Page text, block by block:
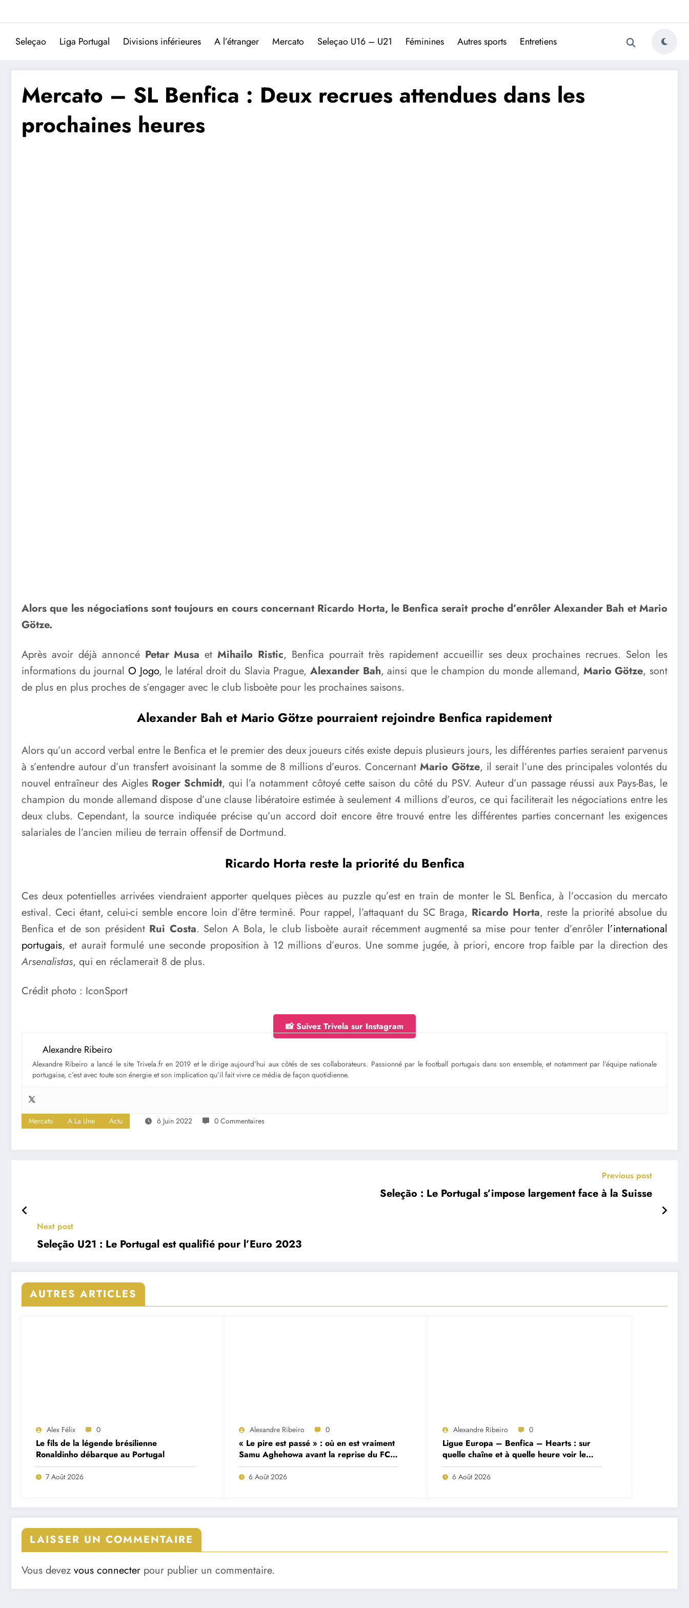
Trivela
L'actualité du football portugais
Seleçao Liga Portugal Divisions inférieures A l’étranger Mercato Seleçao U16 – U21 Féminines Autres sports Entretiens
Mercato – SL Benfica : Deux recrues attendues dans les
prochaines heures
Alors que les négociations sont toujours en cours concernant Ricardo Horta, le Benfica serait proche d’enrôler Alexander Bah et Mario
Götze.
Après avoir déjà annoncé Petar Musa etMihailo Ristic, Benfica pourrait très rapidement accueillir ses deux prochaines recrues. Selon les
informations du journal O Jogo, le latéral droit du Slavia Prague,Alexander Bah, ainsi que le champion du monde allemand, Mario Götze, sont
de plus en plus proches de s’engager avec le club lisboète pour les prochaines saisons.
Alexander Bah et Mario Götze pourraient rejoindre Benfica rapidement
Alors qu’un accord verbal entre le Benfica et le premier des deux joueurs cités existe depuis plusieurs jours, les différentes parties seraient parvenus
à s’entendre autour d’un transfert avoisinant la somme de 8 millions d’euros. ConcernantMario Götze, il serait l’une des principales volontés du
nouvel entraîneur des Aigles Roger Schmidt, qui l’a notamment côtoyé cette saison du côté du PSV. Auteur d’un passage réussi aux Pays-Bas, le
champion du monde allemand dispose d’une clause libératoire estimée à seulement 4 millions d’euros, ce qui faciliterait les négociations entre les
deux clubs. Cependant, la source indiquée précise qu’un accord doit encore être trouvé entre les différentes parties concernant les exigences
salariales de l’ancien milieu de terrain offensif de Dortmund.
Ricardo Horta reste la priorité du Benfica
Ces deux potentielles arrivées viendraient apporter quelques pièces au puzzle qu’est en train de monter le SL Benfica, à l’occasion du mercato
estival. Ceci étant, celui-ci semble encore loin d’être terminé. Pour rappel, l’attaquant du SC Braga, Ricardo Horta, reste la priorité absolue du
Benfica et de son président Rui Costa. Selon A Bola, le club lisboète aurait récemment augmenté sa mise pour tenter d’enrôler l’international
portugais, et aurait formulé une seconde proposition à 12 millions d’euros. Une somme jugée, à priori, encore trop faible par la direction des
Arsenalistas, qui en réclamerait 8 de plus.
Crédit photo : IconSport
📸 Suivez Trivela sur Instagram
Alexandre Ribeiro
Alexandre Ribeiro a lancé le site Trivela.fr en 2019 et le dirige aujourd’hui aux côtés de ses collaborateurs. Passionné par le football portugais dans son ensemble, et notamment par l’équipe nationale
portugaise, c’est avec toute son énergie et son implication qu’il fait vivre ce média de façon quotidienne.
Mercato A La Une Actu 6 Juin 2022 0 Commentaires
Previous post
Seleção : Le Portugal s’impose largement face à la Suisse
Next post
Seleção U21 : Le Portugal est qualifié pour l’Euro 2023
AUTRES ARTICLES
Alex Félix 0
Le fils de la légende brésilienne
Ronaldinho débarque au Portugal
7 Août 2026
Alexandre Ribeiro 0
« Le pire est passé » : où en est vraiment
Samu Aghehowa avant la reprise du FC
Porto ?
6 Août 2026
Alexandre Ribeiro 0
Ligue Europa – Benfica – Hearts : sur
quelle chaîne et à quelle heure voir le
match ?
6 Août 2026
LAISSER UN COMMENTAIRE
Vous devez vous connecter pour publier un commentaire.